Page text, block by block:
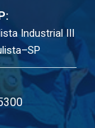
Industrial III